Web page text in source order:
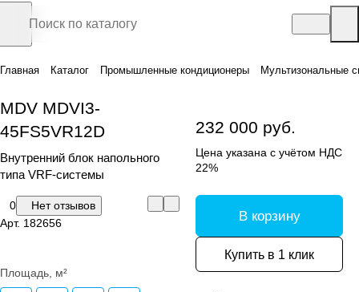
Главная Каталог Промышленные кондиционеры Мультизональные
MDV MDVI3-
45FS5VR12D
Внутренний блок напольного
типа VRF-системы
0
Нет отзывов
Арт. 182656
Площадь, м²
232 000 руб.
Цена указана с учётом НДС
22%
В корзину
Купить в 1 клик